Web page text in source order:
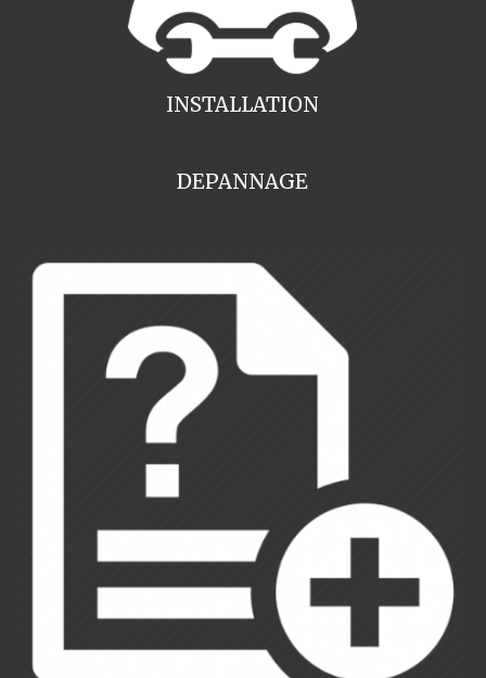
INSTALLATION
DEPANNAGE